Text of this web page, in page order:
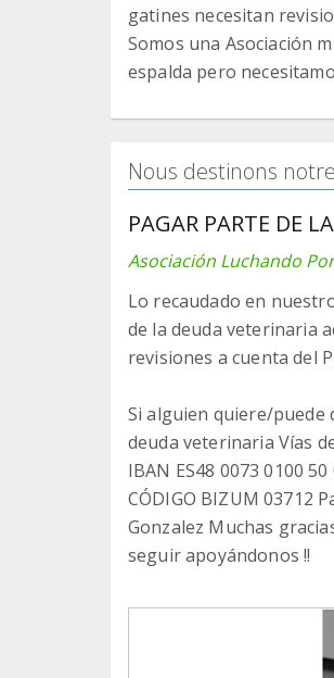
gatines necesitan
Somos una Asociación
espalda pero
Nous destinons
PAGAR PARTE DE
Asociación Luchando
Lo recaudado en
de la deuda veterinaria
revisiones a cuenta del
Si alguien quiere/puede
deuda veterinaria Vías
IBAN ES48 0073 0100
CÓDIGO BIZUM 03712
Gonzalez Muchas